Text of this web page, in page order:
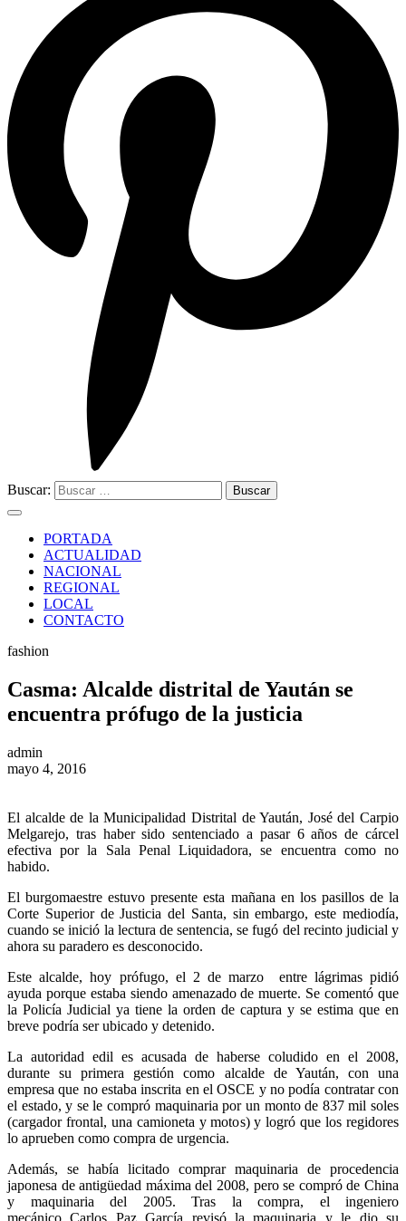
Buscar:
PORTADA
ACTUALIDAD
NACIONAL
REGIONAL
LOCAL
CONTACTO
fashion
Casma: Alcalde distrital de Yaután se
encuentra prófugo de la justicia
admin
mayo 4, 2016
El alcalde de la Municipalidad Distrital de Yaután, José del Carpio
Melgarejo, tras haber sido sentenciado a pasar 6 años de cárcel
efectiva por la Sala Penal Liquidadora, se encuentra como no
habido.
El burgomaestre estuvo presente esta mañana en los pasillos de la
Corte Superior de Justicia del Santa, sin embargo, este mediodía,
cuando se inició la lectura de sentencia, se fugó del recinto judicial y
ahora su paradero es desconocido.
Este alcalde, hoy prófugo, el 2 de marzo entre lágrimas pidió
ayuda porque estaba siendo amenazado de muerte. Se comentó que
la Policía Judicial ya tiene la orden de captura y se estima que en
breve podría ser ubicado y detenido.
La autoridad edil es acusada de haberse coludido en el 2008,
durante su primera gestión como alcalde de Yaután, con una
empresa que no estaba inscrita en el OSCE y no podía contratar con
el estado, y se le compró maquinaria por un monto de 837 mil soles
(cargador frontal, una camioneta y motos) y logró que los regidores
lo aprueben como compra de urgencia.
Además, se había licitado comprar maquinaria de procedencia
japonesa de antigüedad máxima del 2008, pero se compró de China
y maquinaria del 2005. Tras la compra, el ingeniero
mecánico Carlos Paz García revisó la maquinaria y le dio su